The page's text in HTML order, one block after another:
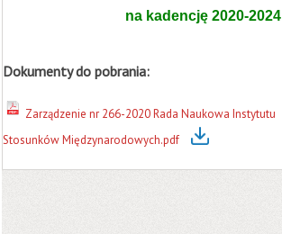
na kadencję 2020-2024
Dokumenty do pobrania:
Zarządzenie nr 266-2020 Rada Naukowa Instytutu
Stosunków Międzynarodowych.pdf